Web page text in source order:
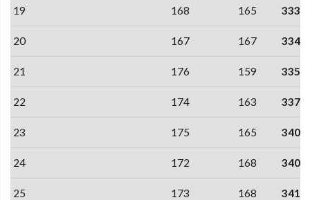
19 168 165 333
20 167 167 334
21 176 159 335
22 174 163 337
23 175 165 340
24 172 168 340
25 173 168 341